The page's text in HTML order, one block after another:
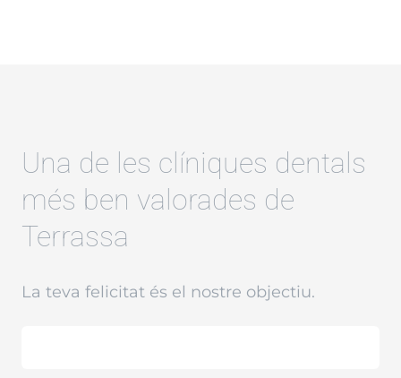
Una de les clíniques dentals
més ben valorades de
Terrassa
La teva felicitat és el nostre objectiu.